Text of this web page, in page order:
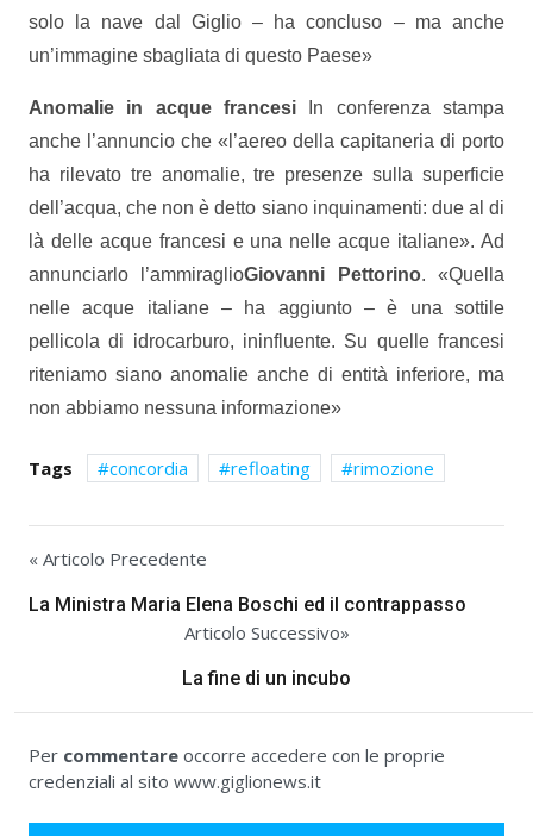
solo la nave dal Giglio – ha concluso – ma anche
un’immagine sbagliata di questo Paese»
Anomalie in acque francesi In conferenza stampa
anche l’annuncio che «l’aereo della capitaneria di porto
ha rilevato tre anomalie, tre presenze sulla superficie
dell’acqua, che non è detto siano inquinamenti: due al di
là delle acque francesi e una nelle acque italiane». Ad
annunciarlo l’ammiraglioGiovanni Pettorino. «Quella
nelle acque italiane – ha aggiunto – è una sottile
pellicola di idrocarburo, ininfluente. Su quelle francesi
riteniamo siano anomalie anche di entità inferiore, ma
non abbiamo nessuna informazione»
Tags concordia refloating rimozione
« Articolo Precedente
La Ministra Maria Elena Boschi ed il contrappasso
Articolo Successivo»
La fine di un incubo
Per commentare occorre accedere con le proprie
credenziali al sito www.giglionews.it